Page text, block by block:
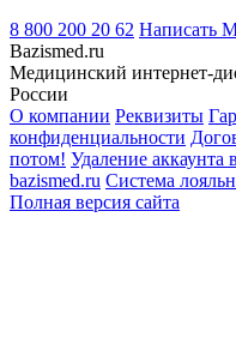
8 800 200 20 62 Написать
Bazismed.ru
Медицинский интернет-
России
О компании Реквизиты
конфиденциальности
потом! Удаление
bazismed.ru Система
Полная версия сайта